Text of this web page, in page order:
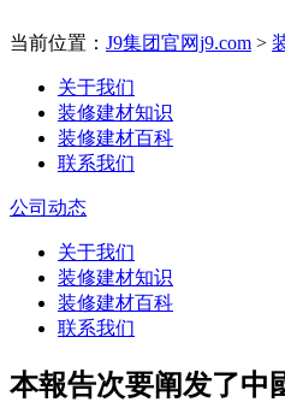
当前位置： J9集团官网j9.com >
关于我们
装修建材知识
装修建材百科
联系我们
公司动态
关于我们
装修建材知识
装修建材百科
联系我们
本報告次要阐发了中